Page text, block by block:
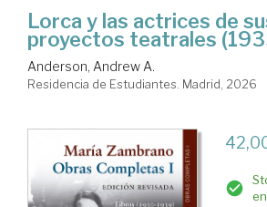
Lorca y las actrices de
proyectos teatrales
Anderson, Andrew A.
Residencia de Estudiantes. Madrid, 2026